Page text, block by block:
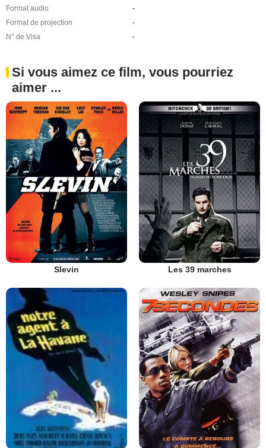
Format audio
-
Format de projection
-
N° de Visa
-
Si vous aimez ce film, vous pourriez
aimer ...
Slevin Les 39 marches